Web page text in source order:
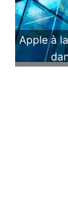
Apple à